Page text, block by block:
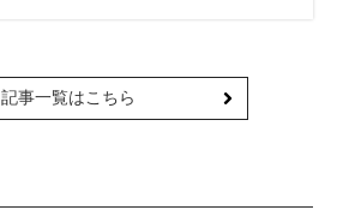
記事一覧はこちら